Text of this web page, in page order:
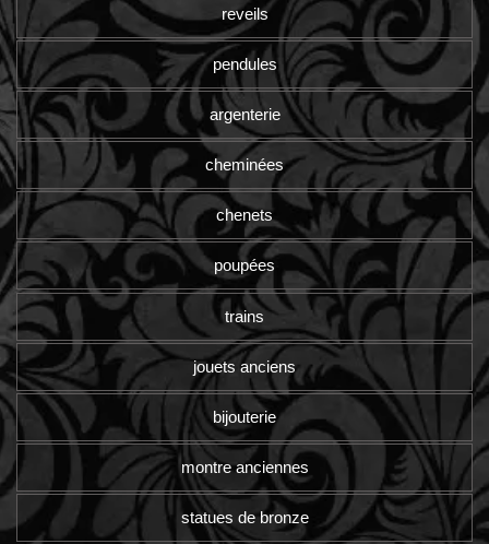
reveils
pendules
argenterie
cheminées
chenets
poupées
trains
jouets anciens
bijouterie
montre anciennes
statues de bronze